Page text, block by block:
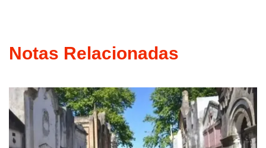
Notas Relacionadas